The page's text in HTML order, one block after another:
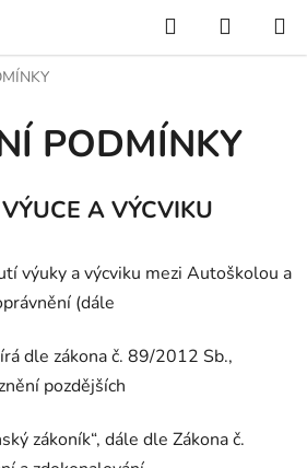
Hledat
KOŠÍK
PODMÍNKY
A VÝCVIKU
výuky a výcviku mezi Autoškolou a
(dále
dle zákona č. 89/2012 Sb.,
pozdějších
zákoník“, dále dle Zákona č.